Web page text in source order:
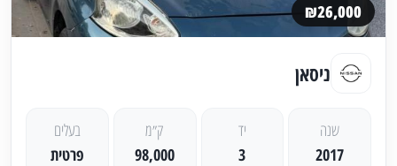
₪26,000
ניסאן
שנה
2017
יד
3
ק״מ
98,000
בעלים
פרטית